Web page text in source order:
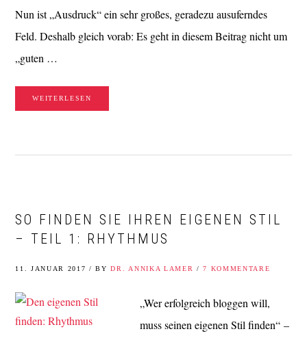
Nun ist „Ausdruck“ ein sehr großes, geradezu ausuferndes
Feld. Deshalb gleich vorab: Es geht in diesem Beitrag nicht um
„guten …
WEITERLESEN
SO FINDEN SIE IHREN EIGENEN STIL
– TEIL 1: RHYTHMUS
11. JANUAR 2017 / BYDR. ANNIKA LAMER / 7 KOMMENTARE
„Wer erfolgreich bloggen will,
muss seinen eigenen Stil finden“ –